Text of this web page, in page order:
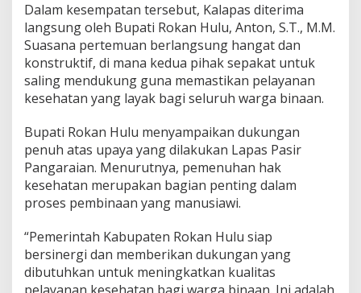
Dalam kesempatan tersebut, Kalapas diterima
langsung oleh Bupati Rokan Hulu, Anton, S.T., M.M.
Suasana pertemuan berlangsung hangat dan
konstruktif, di mana kedua pihak sepakat untuk
saling mendukung guna memastikan pelayanan
kesehatan yang layak bagi seluruh warga binaan.
Bupati Rokan Hulu menyampaikan dukungan
penuh atas upaya yang dilakukan Lapas Pasir
Pangaraian. Menurutnya, pemenuhan hak
kesehatan merupakan bagian penting dalam
proses pembinaan yang manusiawi.
“Pemerintah Kabupaten Rokan Hulu siap
bersinergi dan memberikan dukungan yang
dibutuhkan untuk meningkatkan kualitas